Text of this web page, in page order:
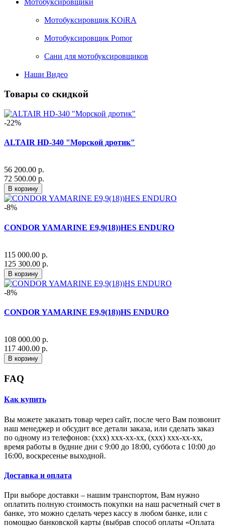
Мотобуксировщики
Мотобуксировщик KOiRA
Мотобуксировщик Pomor
Сани для мотобуксировщиков
Наши Видео
Товары со скидкой
-22%
ALTAIR HD-340 "Морской дротик"
56 200.00 р.
72 500.00 р.
В корзину
-8%
CONDOR YAMARINE E9,9(18))HES ENDURO
115 000.00 р.
125 300.00 р.
В корзину
-8%
CONDOR YAMARINE E9,9(18))HS ENDURO
108 000.00 р.
117 400.00 р.
В корзину
FAQ
Как купить
Вы можете заказать товар через сайт, после чего Вам позвонит
наш менеджер и обсудит все детали заказа, или сделать заказ
по одному из телефонов: (xxx) xxx-xx-xx, (xxx) xxx-xx-xx,
время работы в будние дни с 9:00 до 18:00, суббота с 10:00 до
16:00, воскресенье выходной.
Доставка и оплата
При выборе доставки – нашим транспортом, Вам нужно
оплатить полную стоимость покупки на наш расчетный счет в
банке, это можно сделать через кассу в любом банке, или с
помощью банковской карты (выбрав способ оплаты «Оплата